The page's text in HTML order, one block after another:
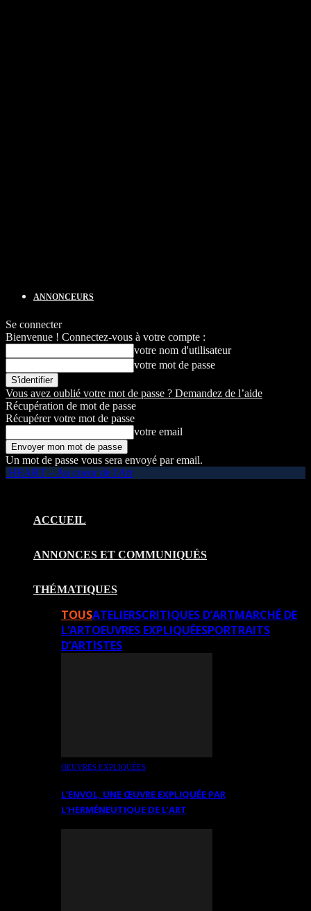
ANNONCEURS
Se connecter
Bienvenue ! Connectez-vous à votre compte :
votre nom d'utilisateur
votre mot de passe
Vous avez oublié votre mot de passe ? Demandez de l’aide
Récupération de mot de passe
Récupérer votre mot de passe
votre email
Un mot de passe vous sera envoyé par email.
HEART – Au coeur de l'Art
ACCUEIL
ANNONCES ET COMMUNIQUÉS
THÉMATIQUES
TOUSATELIERSCRITIQUES D’ARTMARCHÉ DE
L’ARTOEUVRES EXPLIQUÉESPORTRAITS
D’ARTISTES
OEUVRES EXPLIQUÉES
L’ENVOL, UNE ŒUVRE EXPLIQUÉE PAR
L’HERMÉNEUTIQUE DE L’ART